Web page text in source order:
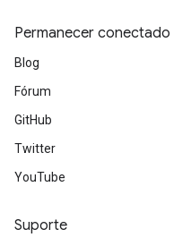
Permanecer conectado
Blog
Fórum
GitHub
Twitter
YouTube
Suporte